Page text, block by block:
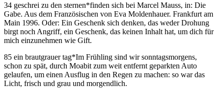
34 geschrei zu den sternen*finden sich bei Marcel Mauss, in: Die
Gabe. Aus dem Französischen von Eva Moldenhauer. Frankfurt am
Main 1996. Oder: Ein Geschenk sich denken, das weder Drohung
birgt noch Angriff, ein Geschenk, das keinen Inhalt hat, um dich für
mich einzunehmen wie Gift.
85 ein brautgrauer tag*Im Frühling sind wir sonntagsmorgens,
schon zu spät, durch Moabit zum weit entfernt geparkten Auto
gelaufen, um einen Ausflug in den Regen zu machen: so war das
Licht, frisch und grau und morgendlich.